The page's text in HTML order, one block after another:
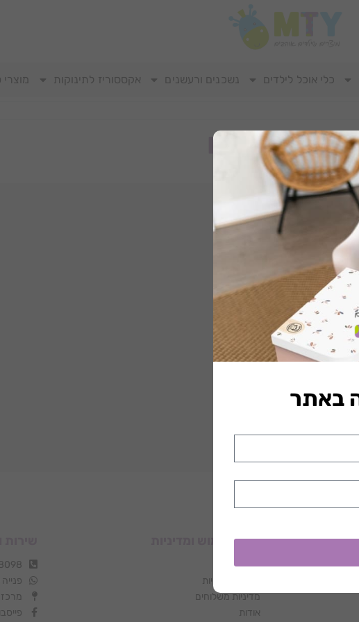
כלי אוכל לילדים נשכנים ורעשנים אקססוריז לתינוקות
מגבות קפוצ'ון
תנאי שימוש ומדיניות
תנאי שימוש
מדיניות פרטיות
מדיניות משלוחים
אודות